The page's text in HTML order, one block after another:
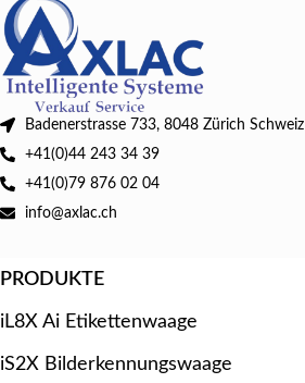
Badenerstrasse 733, 8048 Zürich Schweiz
+41(0)44 243 34 39
+41(0)79 876 02 04
info@axlac.ch
PRODUKTE
iL8X Ai Etikettenwaage
iS2X Bilderkennungswaage